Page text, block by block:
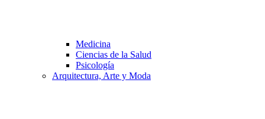
Medicina
Ciencias de la Salud
Psicología
Arquitectura, Arte y Moda